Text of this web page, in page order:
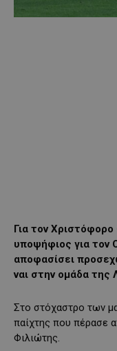
Για τον
υποψήφιος για τον
αποφασίσει
ναι στην ομάδα
Στο στόχαστρο των
παίχτης που πέρασε
Φιλιώτης.